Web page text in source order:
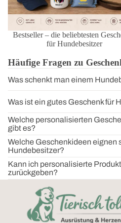
Bestseller – die beliebtesten
für Hundebesitzer
Häufige Fragen zu
Was schenkt man einem
Was ist ein gutes Geschenk für
Welche personalisierten
gibt es?
Welche Geschenkideen eignen
Hundebesitzer?
Kann ich personalisierte
zurückgeben?